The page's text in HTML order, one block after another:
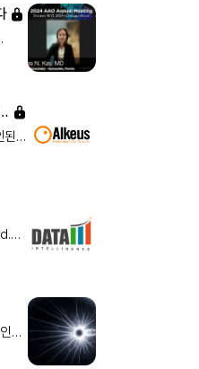
된
와
고
해